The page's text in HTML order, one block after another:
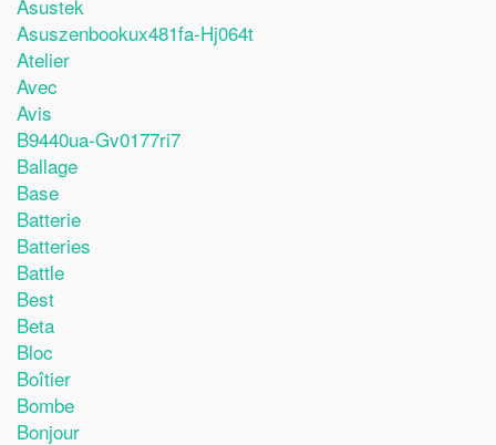
Asustek
Asuszenbookux481fa-Hj064t
Atelier
Avec
Avis
B9440ua-Gv0177ri7
Ballage
Base
Batterie
Batteries
Battle
Best
Beta
Bloc
Boîtier
Bombe
Bonjour